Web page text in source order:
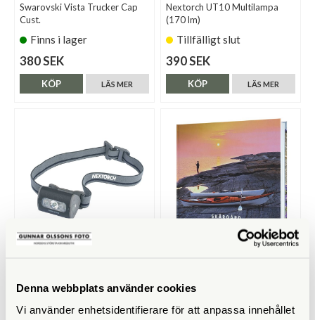
Denna webbplats använder cookies
Vi använder enhetsidentifierare för att anpassa innehållet
Swarovski Vista Trucker Cap
Cust.
Finns i lager
380 SEK
LÄS MER
KÖP
Nextorch UT10 Multilampa
(170 lm)
Tillfälligt slut
390 SEK
LÄS MER
KÖP
(220 lm)
Tillfälligt slut Finns i lager